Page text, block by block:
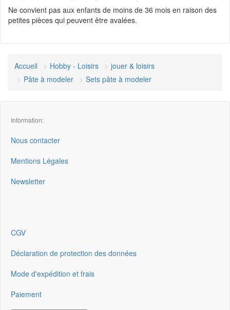
Ne convient pas aux enfants de moins de 36 mois en raison des
petites pièces qui peuvent être avalées.
Accueil Hobby - Loisirs
jouer & loisirs
Pâte à modeler
Sets pâte à modeler
Information:
Nous contacter
Mentions Légales
Newsletter
CGV
Déclaration de protection des données
Mode d'expédition et frais
Paiement